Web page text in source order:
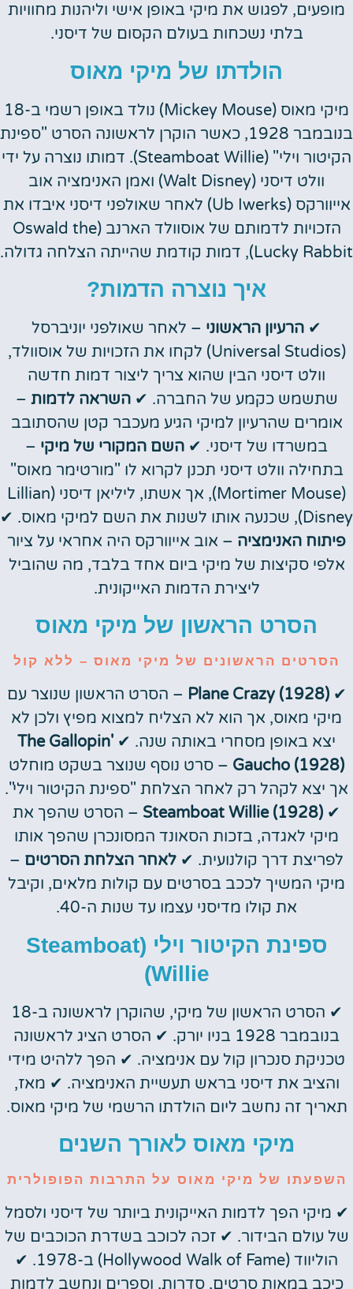
מופעים, לפגוש את מיקי באופן אישי וליהנות מחוויות
בלתי נשכחות בעולם הקסום של דיסני.
הולדתו של מיקי מאוס
מיקי מאוס (Mickey Mouse) נולד באופן רשמי ב-18
בנובמבר 1928, כאשר הוקרן לראשונה הסרט "ספינת
הקיטור וילי" (Steamboat Willie). דמותו נוצרה על ידי
וולט דיסני (Walt Disney) ואמן האנימציה אוב
אייוורקס (Ub Iwerks) לאחר שאולפני דיסני איבדו את
הזכויות לדמותם של אוסוולד הארנב (Oswald the
Lucky Rabbit), דמות קודמת שהייתה הצלחה גדולה.
איך נוצרה הדמות?
✔ הרעיון הראשוני – לאחר שאולפני יוניברסל
(Universal Studios) לקחו את הזכויות של אוסוולד,
וולט דיסני הבין שהוא צריך ליצור דמות חדשה
שתשמש כקמע של החברה. ✔השראה לדמות –
אומרים שהרעיון למיקי הגיע מעכבר קטן שהסתובב
במשרדו של דיסני. ✔ השם המקורי של מיקי –
בתחילה וולט דיסני תכנן לקרוא לו "מורטימר מאוס"
(Mortimer Mouse), אך אשתו, ליליאן דיסני (Lillian
Disney), שכנעה אותו לשנות את השם למיקי מאוס. ✔
פיתוח האנימציה – אוב אייוורקס היה אחראי על ציור
אלפי סקיצות של מיקי ביום אחד בלבד, מה שהוביל
ליצירת הדמות האייקונית.
הסרט הראשון של מיקי מאוס
הסרטים הראשונים של מיקי מאוס – ללא קול
✔
Plane Crazy (1928) – הסרט הראשון שנוצר עם
מיקי מאוס, אך הוא לא הצליח למצוא מפיץ ולכן לא
יצא באופן מסחרי באותה שנה. ✔ The Gallopin'
Gaucho (1928) – סרט נוסף שנוצר בשקט מוחלט
אך יצא לקהל רק לאחר הצלחת "ספינת הקיטור וילי".
✔
Steamboat Willie (1928) – הסרט שהפך את
מיקי לאגדה, בזכות הסאונד המסונכרן שהפך אותו
לפריצת דרך קולנועית. ✔ לאחר הצלחת הסרטים –
מיקי המשיך לככב בסרטים עם קולות מלאים, וקיבל
את קולו מדיסני עצמו עד שנות ה-40.
ספינת הקיטור וילי (Steamboat
Willie)
✔ הסרט הראשון של מיקי, שהוקרן לראשונה ב-18
בנובמבר 1928 בניו יורק. ✔ הסרט הציג לראשונה
טכניקת סנכרון קול עם אנימציה. ✔ הפך ללהיט מידי
והציב את דיסני בראש תעשיית האנימציה. ✔ מאז,
תאריך זה נחשב ליום הולדתו הרשמי של מיקי מאוס.
מיקי מאוס לאורך השנים
השפעתו של מיקי מאוס על התרבות הפופולרית
✔ מיקי הפך לדמות האייקונית ביותר של דיסני ולסמל
של עולם הבידור. ✔ זכה לכוכב בשדרת הכוכבים של
הוליווד (Hollywood Walk of Fame) ב-1978. ✔
כיכב במאות סרטים, סדרות, וספרים ונחשב לדמות